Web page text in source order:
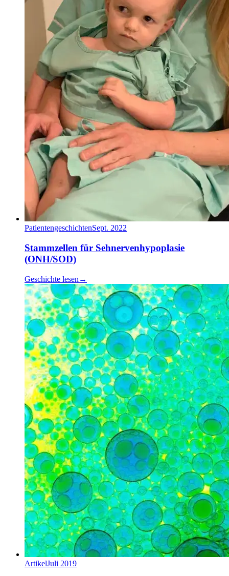
PatientengeschichtenSept. 2022
Stammzellen für Sehnervenhypoplasie
(ONH/SOD)
Geschichte lesen →
ArtikelJuli 2019